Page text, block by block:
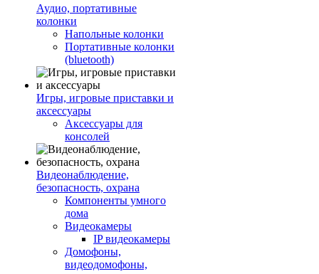
Аудио, портативные
колонки
Напольные колонки
Портативные колонки
(bluetooth)
Игры, игровые приставки и
аксессуары
Аксессуары для
консолей
Видеонаблюдение,
безопасность, охрана
Компоненты умного
дома
Видеокамеры
IP видеокамеры
Домофоны,
видеодомофоны,